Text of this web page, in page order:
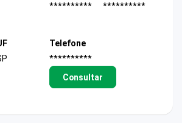
**********
**********
Telefone
**********
Consultar